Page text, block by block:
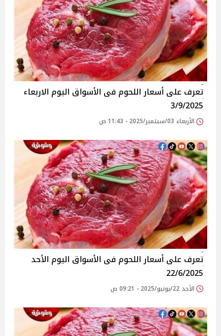
تعرف على أسعار اللحوم فى الأسواق‎‎ اليوم الاربعاء
3/9/2025
الأربعاء 03/سبتمبر/2025 - 11:43 ص
تعرف على أسعار اللحوم فى الأسواق‎‎ اليوم الأحد
22/6/2025
الأحد 22/يونيو/2025 - 09:21 ص